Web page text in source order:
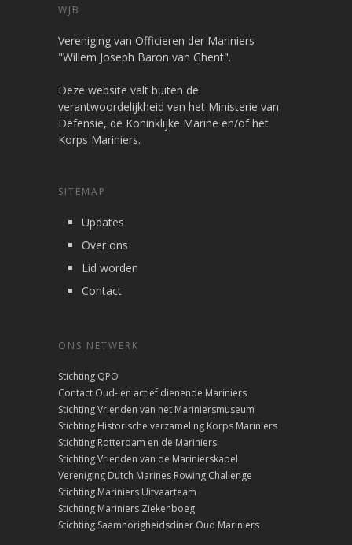
WJB
Vereniging van Officieren der Mariniers
"Willem Joseph Baron van Ghent".
Deze website valt buiten de
verantwoordelijkheid van het Ministerie van
Defensie, de Koninklijke Marine en/of het
Korps Mariniers.
SITEMAP
Updates
Over ons
Lid worden
Contact
ONS NETWERK
Stichting QPO
Contact Oud- en actief dienende Mariniers
Stichting Vrienden van het Mariniersmuseum
Stichting Historische verzameling Korps Mariniers
Stichting Rotterdam en de Mariniers
Stichting Vrienden van de Marinierskapel
Vereniging Dutch Marines Rowing Challenge
Stichting Mariniers Uitvaarteam
Stichting Mariniers Ziekenboeg
Stichting Saamhorigheidsdiner Oud Mariniers